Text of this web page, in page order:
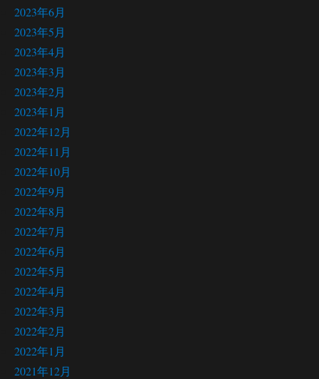
2023年6月
2023年5月
2023年4月
2023年3月
2023年2月
2023年1月
2022年12月
2022年11月
2022年10月
2022年9月
2022年8月
2022年7月
2022年6月
2022年5月
2022年4月
2022年3月
2022年2月
2022年1月
2021年12月